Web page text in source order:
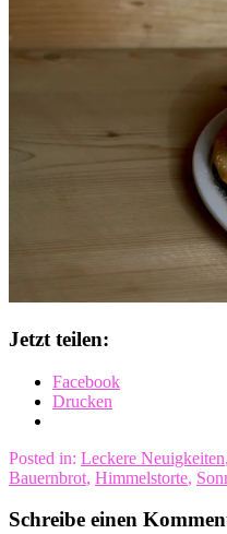
Jetzt teilen:
Facebook
Drucken
Posted in: Leckere Neuigkeiten,
Bauernbrot, Himmelstorte,
Schreibe einen